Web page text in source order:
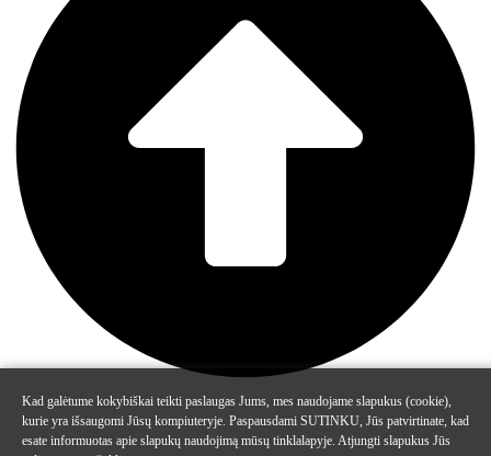
Kad galėtume kokybiškai teikti paslaugas Jums, mes naudojame slapukus (cookie),
kurie yra išsaugomi Jūsų kompiuteryje. Paspausdami SUTINKU, Jūs patvirtinate, kad
esate informuotas apie slapukų naudojimą mūsų tinklalapyje. Atjungti slapukus Jūs